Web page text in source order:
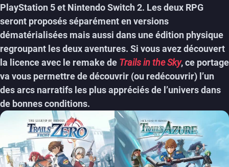
PlayStation 5 et Nintendo Switch 2. Les deux RPG
seront proposés séparément en versions
dématérialisées mais aussi dans une édition physique
regroupant les deux aventures. Si vous avez découvert
la licence avec le remake de Trails in the Sky, ce portage
va vous permettre de découvrir (ou redécouvrir) l’un
des arcs narratifs les plus appréciés de l’univers dans
de bonnes conditions.